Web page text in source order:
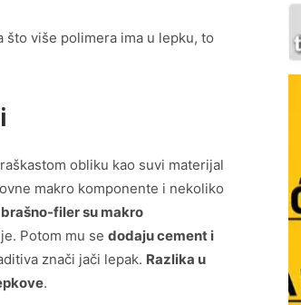
što više polimera ima u lepku, to
obliku kao suvi materijal
makro komponente i nekoliko
filer su makro
Potom mu se dodaju cement i
znači jači lepak. Razlika u
.